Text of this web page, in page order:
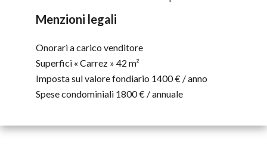
Menzioni legali
Onorari a carico venditore
Superfici « Carrez » 42 m²
Imposta sul valore fondiario 1400 € / anno
Spese condominiali 1800 € / annuale